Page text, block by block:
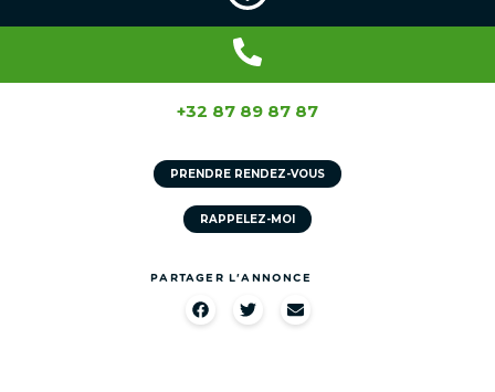
+32 87 89 87 87
PRENDRE RENDEZ-VOUS
RAPPELEZ-MOI
PARTAGER L'ANNONCE